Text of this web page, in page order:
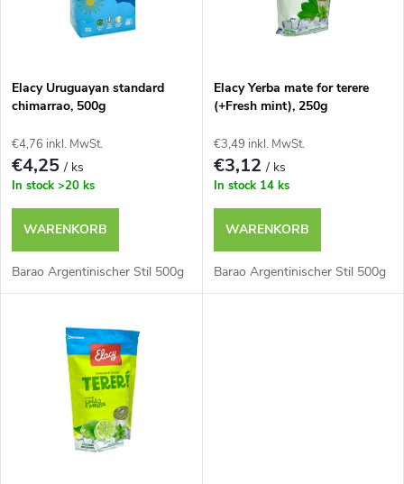
t
s
o
r
t
e
d
e
r
P
r
Elacy Uruguayan standard
chimarrao, 500g
€4,76 inkl. MwSt.
€4,25/ ks
In stock >20 ks
WARENKORB
Barao Argentinischer Stil 500g
Elacy Yerba mate for terere
(+Fresh mint), 250g
€3,49 inkl. MwSt.
€3,12/ ks
In stock 14 ks
WARENKORB
Barao Argentinischer Stil 500g